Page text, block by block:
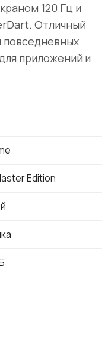
120 Гц и
Отличный
повседневных
приложений и
Edition